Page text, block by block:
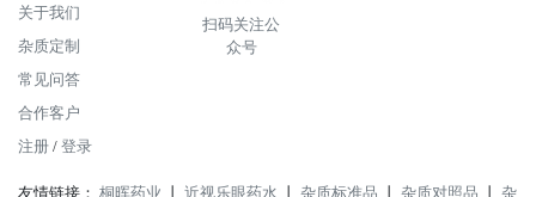
关于我们
杂质定制
常见问答
合作客户
注册 / 登录
扫码关注公
众号